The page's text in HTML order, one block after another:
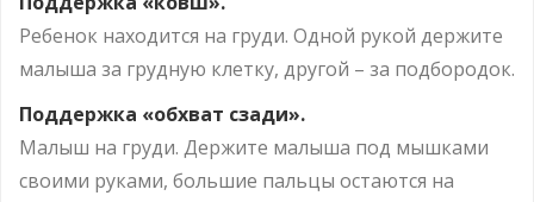
Ребенок находится на груди. Одной рукой держите
малыша за грудную клетку, другой – за подбородок.
Поддержка «обхват сзади».
Малыш на груди. Держите малыша под мышками
своими руками, большие пальцы остаются на